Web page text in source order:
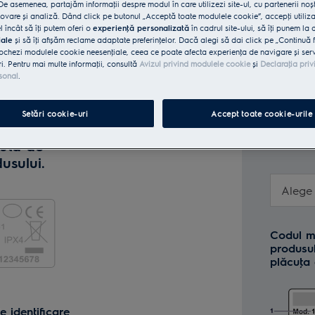
produsele în campaniile prin care se
această paginăPromoţii active | Electrolux
sau
sau încarcă
de
identificare
Unde
meu?
Codul
plăcuţa
asemenea, partajăm informaţii despre modul în care utilizezi site-ul, cu partenerii
și analiză. Dând click pe butonul „Acceptă toate modulele cookie”, accepţi
încât să îţi putem oferi o experienţă personalizată în cadrul site-ului, să îţi punem la
și să îţi afișăm reclame adaptate preferinţelor. Dacă alegi să dai click pe „Continuă
modulele cookie neesenţiale, ceea ce poate afecta experienţa de navigare și
Pentru mai multe informaţii, consultă Avizul privind modulele cookieși Declaraţia
Setări cookie-uri Accept toate cookie-urile